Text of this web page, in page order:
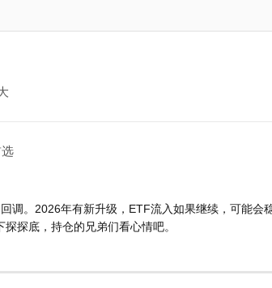
调。2026年有新升级，ETF流入如果继续，可能会
探底，持仓的兄弟们看心情吧。